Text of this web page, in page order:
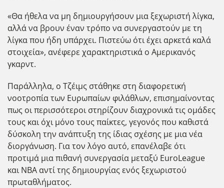
«Θα ήθελα να μη δημιουργήσουν μια ξεχωριστή λίγκα,
αλλά να βρουν έναν τρόπο να συνεργαστούν με τη
λίγκα που ήδη υπάρχει. Πιστεύω ότι έχει αρκετά καλά
στοιχεία», ανέφερε χαρακτηριστικά ο Αμερικανός
γκαρντ.
Παράλληλα, ο Τζέιμς στάθηκε στη διαφορετική
νοοτροπία των Ευρωπαίων φιλάθλων, επισημαίνοντας
πως οι περισσότεροι στηρίζουν διαχρονικά τις ομάδες
τους και όχι μόνο τους παίκτες, γεγονός που καθιστά
δύσκολη την ανάπτυξη της ίδιας σχέσης με μια νέα
διοργάνωση. Για τον λόγο αυτό, επανέλαβε ότι
προτιμά μια πιθανή συνεργασία μεταξύ EuroLeague
και NBA αντί της δημιουργίας ενός ξεχωριστού
πρωταθλήματος.